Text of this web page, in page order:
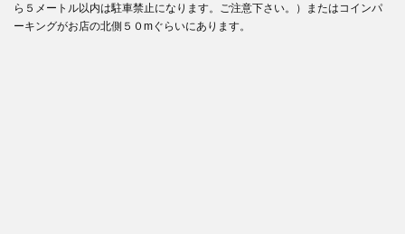
ら５メートル以内は駐車禁止になります。ご注意下さい。）またはコインパ
ーキングがお店の北側５０mぐらいにあります。